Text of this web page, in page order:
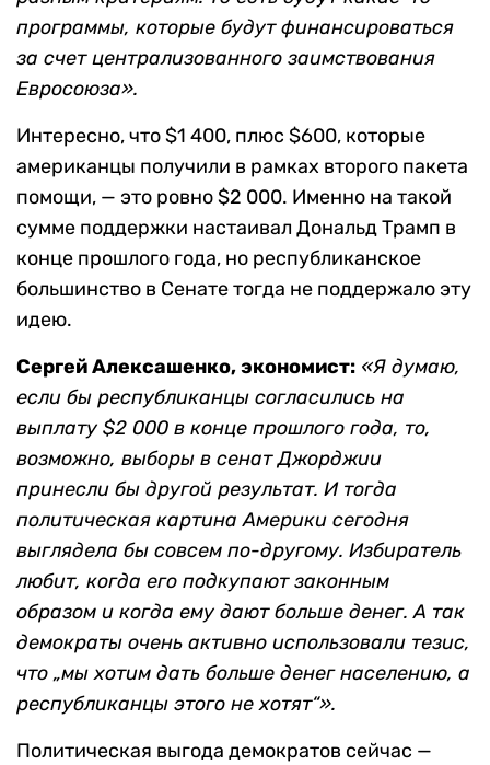
программы, которые будутфинансироваться
за счет централизованного заимствования
Евросоюза».
Интересно, что $1 400, плюс $600, которые
американцы получили в рамках второго пакета
помощи, — это ровно $2 000. Именно на такой
сумме поддержки настаивал Дональд Трамп в
конце прошлого года, но республиканское
большинство в Сенате тогда не поддержало эту
идею.
Сергей Алексашенко, экономист: «Я думаю,
если бы республиканцы согласились на
выплату $2 000 в конце прошлого года, то,
возможно, выборы в сенат Джорджии
принесли бы другой результат. И тогда
политическая картина Америки сегодня
выглядела бы совсем по-другому. Избиратель
любит, когда его подкупают законным
образом и когда ему дают больше денег. А так
демократы очень активно использовали тезис,
что „мы хотим дать больше денег населению, а
республиканцы этого не хотят“».
Политическая выгода демократов сейчас —